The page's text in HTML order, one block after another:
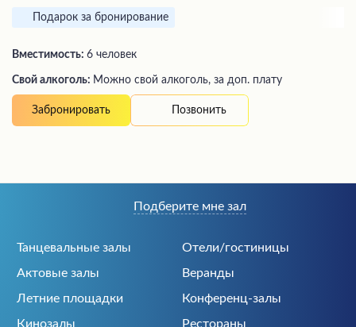
Подарок за бронирование
Вместимость: 6 человек
Свой алкоголь: Можно свой алкоголь, за доп. плату
Забронировать Позвонить
Танцевальные залы
Отели/гостиницы
Актовые залы
Веранды
Летние площадки
Конференц-залы
Кинозалы
Рестораны
Подберите мне зал